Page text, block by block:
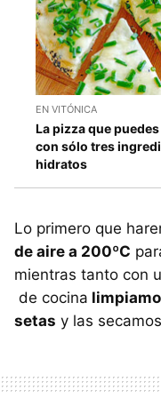
EN VITÓNICA
La pizza que
con sólo tres
hidratos
Lo primero que
de aire a 200ºC
mientras tanto con
de cocina
setas y las